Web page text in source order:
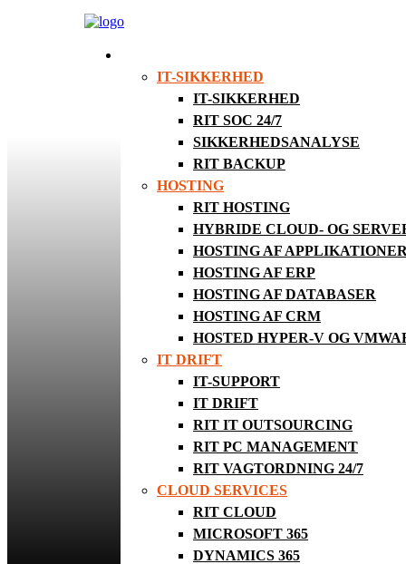
IT-SIKKERHED
IT-SIKKERHED
RIT SOC 24/7
SIKKERHEDSANALYSE
RIT BACKUP
HOSTING
RIT HOSTING
HYBRIDE CLOUD- OG
HOSTING AF APPLIKATIONER
HOSTING AF ERP
HOSTING AF DATABASER
HOSTING AF CRM
HOSTED HYPER-V OG
IT DRIFT
IT-SUPPORT
IT DRIFT
RIT IT OUTSOURCING
RIT PC MANAGEMENT
RIT VAGTORDNING 24/7
CLOUD SERVICES
RIT CLOUD
MICROSOFT 365
DYNAMICS 365